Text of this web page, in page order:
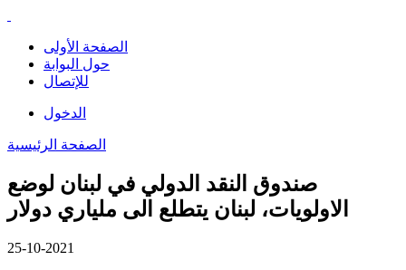
الصفحة الأولى
حول البوابة
للإتصال
الدخول
الصفحة الرئيسية
صندوق النقد الدولي في لبنان لوضع
الاولويات، لبنان يتطلع الى ملياري دولار
25-10-2021